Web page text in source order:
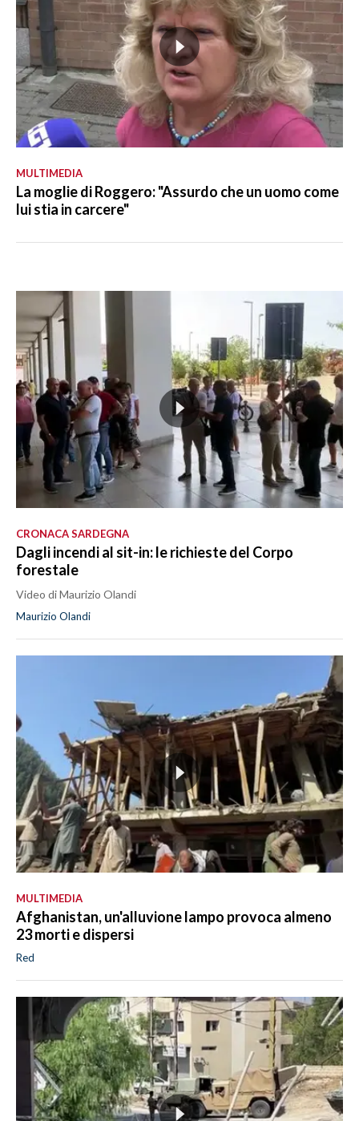
MULTIMEDIA
La moglie di Roggero: "Assurdo che un uomo come
lui stia in carcere"
CRONACA SARDEGNA
Dagli incendi al sit-in: le richieste del Corpo
forestale
Video di Maurizio Olandi
Maurizio Olandi
MULTIMEDIA
Afghanistan, un'alluvione lampo provoca almeno
23 morti e dispersi
Red